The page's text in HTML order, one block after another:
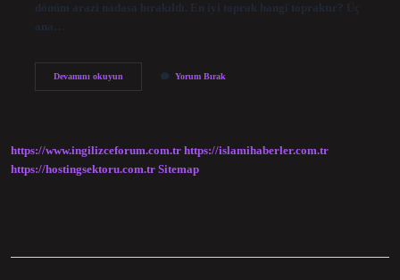
dönüm arazi nadasa bırakıldı. En iyi toprak hangi topraktır? Üç
ana…
Devamını okuyunTürkiyenin
Yorum Bırak
https://www.ingilizceforum.com.tr https://islamihaberler.com.tr
https://hostingsektoru.com.tr Sitemap